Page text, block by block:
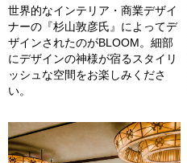
世界的なインテリア・商業デザイ
ナーの『杉山敦彦氏』によってデ
ザインされたのがBLOOM。細部
にデザインの神様が宿るスタイリ
ッシュな空間をお楽しみくださ
い。